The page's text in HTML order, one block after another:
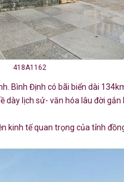
418A1162
Bình Định có bãi biển dài
lịch sử- văn hóa lâu đời
tế quan trọng của tỉnh